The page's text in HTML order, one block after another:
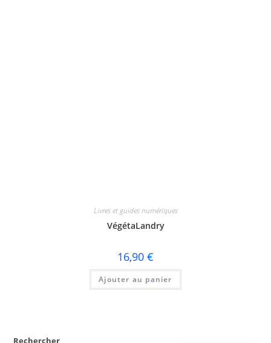
Livres et guides numériques
VégétaLandry
16,90 €
Ajouter au panier
Rechercher